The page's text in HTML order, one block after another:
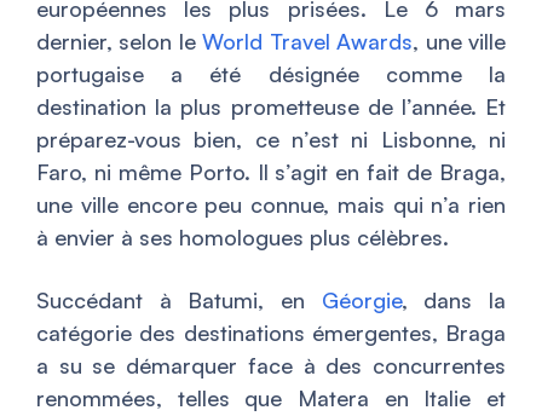
européennes les plus prisées. Le 6 mars
dernier, selon leWorld Travel Awards, une ville
portugaise a été désignée comme la
destination la plus prometteuse de l’année. Et
préparez-vous bien, ce n’est ni Lisbonne, ni
Faro, ni même Porto. Il s’agit en fait de Braga,
une ville encore peu connue, mais qui n’a rien
à envier à ses homologues plus célèbres.
Succédant à Batumi, en Géorgie, dans la
catégorie des destinations émergentes, Braga
a su se démarquer face à des concurrentes
renommées, telles que Matera en Italie et